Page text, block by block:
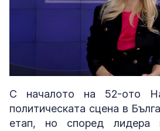
Loaded
С началото на 52-ото
политическата сцена в
етап, но според лидера